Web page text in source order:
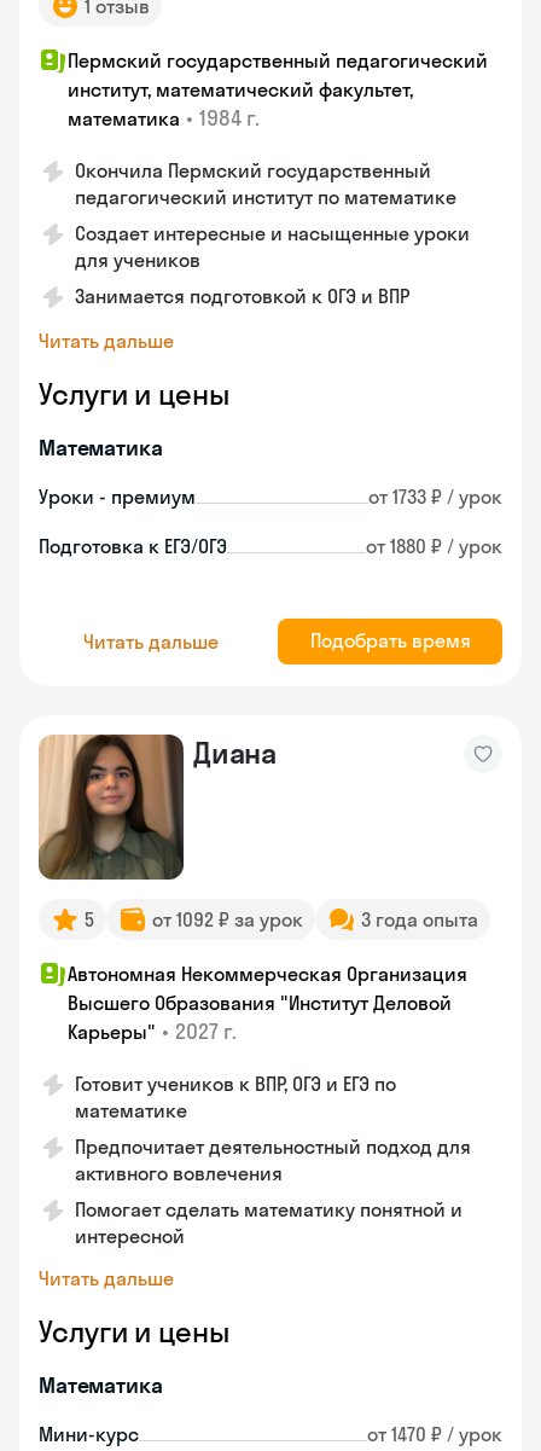
1 отзыв
Пермский государственный педагогический
институт, математический факультет,
математика • 1984 г.
Окончила Пермский государственный
педагогический институт по математике
Создает интересные и насыщенные уроки
для учеников
Занимается подготовкой к ОГЭ и ВПР
Читать дальше
Услуги и цены
Математика
Уроки - премиум от 1733 ₽ / урок
Подготовка к ЕГЭ/ОГЭ от 1880 ₽ / урок
Читать дальше Подобрать время
Диана
5 от 1092 ₽ за урок 3 года опыта
Автономная Некоммерческая Организация
Высшего Образования "Институт Деловой
Карьеры" • 2027 г.
Готовит учеников к ВПР, ОГЭ и ЕГЭ по
математике
Предпочитает деятельностный подход для
активного вовлечения
Помогает сделать математику понятной и
интересной
Читать дальше
Услуги и цены
Математика
Мини-курс от 1470 ₽ / урок